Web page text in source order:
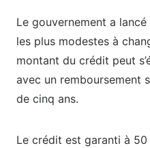
Le gouvernement a
les plus modestes à
montant du crédit peut
avec un remboursement
de cinq ans.
Le crédit est garanti à 50